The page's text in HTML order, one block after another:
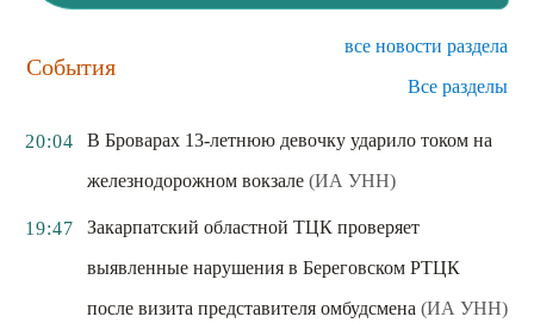
События
все новости раздела
Все разделы
20:04
В Броварах 13-летнюю девочку ударило током на
железнодорожном вокзале (ИА УНН)
19:47
Закарпатский областной ТЦК проверяет
выявленные нарушения в Береговском РТЦК
после визита представителя омбудсмена (ИА УНН)